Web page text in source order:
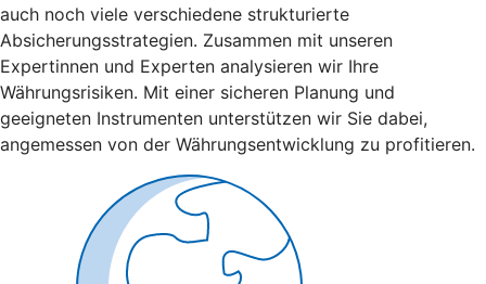
auch noch viele verschiedene strukturierte
Absicherungsstrategien. Zusammen mit unseren
Expertinnen und Experten analysieren wir Ihre
Währungsrisiken. Mit einer sicheren Planung und
geeigneten Instrumenten unterstützen wir Sie dabei,
angemessen von der Währungsentwicklung zu profitieren.